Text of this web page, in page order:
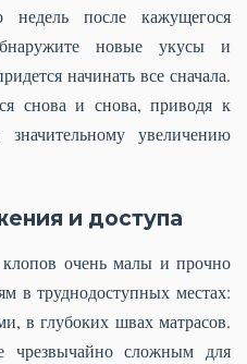
недель после кажущегося
новые укусы и
начинать все сначала.
снова и снова, приводя к
увеличению
и доступа
очень малы и прочно
в труднодоступных местах:
в глубоких швах матрасов.
чрезвычайно сложным для